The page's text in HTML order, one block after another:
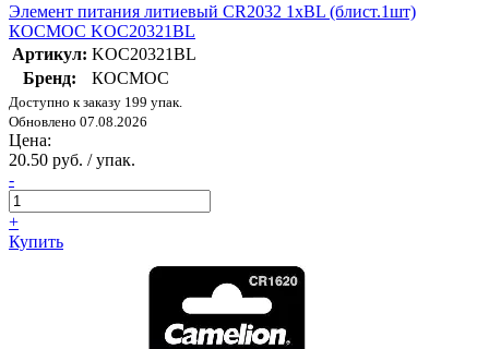
Элемент питания литиевый CR2032 1хBL (блист.1шт)
КОСМОС KOC20321BL
Артикул: KOC20321BL
Бренд:
КОСМОС
Доступно к заказу 199 упак.
Обновлено 07.08.2026
Цена:
20.50 руб. / упак.
-
+
Купить